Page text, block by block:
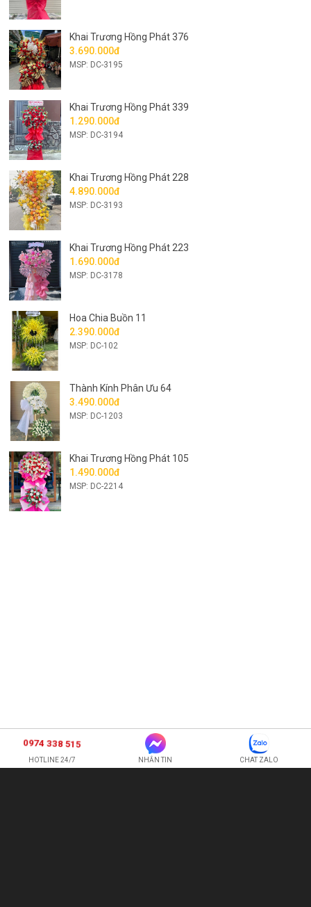
Khai Trương Hồng Phát 376
3.690.000đ
MSP: DC-3195
Khai Trương Hồng Phát 339
1.290.000đ
MSP: DC-3194
Khai Trương Hồng Phát 228
4.890.000đ
MSP: DC-3193
Khai Trương Hồng Phát 223
1.690.000đ
MSP: DC-3178
Hoa Chia Buồn 11
2.390.000đ
MSP: DC-102
Thành Kính Phân Ưu 64
3.490.000đ
MSP: DC-1203
Khai Trương Hồng Phát 105
1.490.000đ
MSP: DC-2214
0974 338 515
HOTLINE 24/7 NHẮN TIN CHAT ZALO